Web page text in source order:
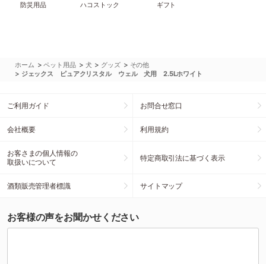
防災用品 ハコストック ギフト
ホーム >ペット用品 > 犬 > グッズ > その他
> ジェックス ピュアクリスタル ウェル 犬用 2.5Lホワイト
ご利用ガイド お問合せ窓口
会社概要 利用規約
お客さまの個人情報の
取扱いについて
特定商取引法に基づく表示
酒類販売管理者標識 サイトマップ
お客様の声をお聞かせください